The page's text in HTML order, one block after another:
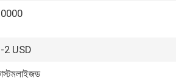
2 USD